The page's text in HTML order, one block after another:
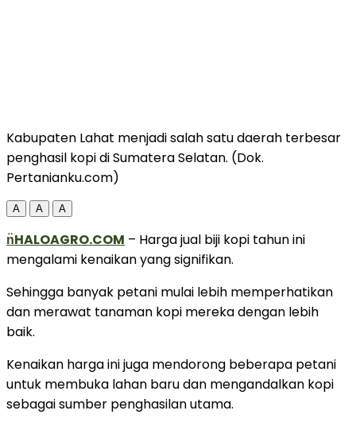
Kabupaten Lahat menjadi salah satu daerah terbesar
penghasil kopi di Sumatera Selatan. (Dok.
Pertanianku.com)
A A A
n̈HALOAGRO.COM – Harga jual biji kopi tahun ini
mengalami kenaikan yang signifikan.
Sehingga banyak petani mulai lebih memperhatikan
dan merawat tanaman kopi mereka dengan lebih
baik.
Kenaikan harga ini juga mendorong beberapa petani
untuk membuka lahan baru dan mengandalkan kopi
sebagai sumber penghasilan utama.